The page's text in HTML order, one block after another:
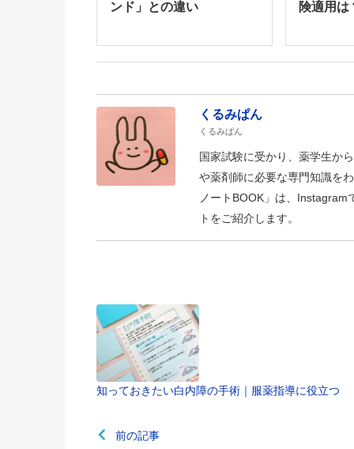
ンド」との違い
険適用は
くるみぱん
くるみぱん
国家試験に受かり、薬学生か
や薬剤師に必要な専門知識を
ノートBOOK」は、Instagram
トをご紹介します。
知っておきたい白内障の手術｜服薬指導に役立つ
前の記事